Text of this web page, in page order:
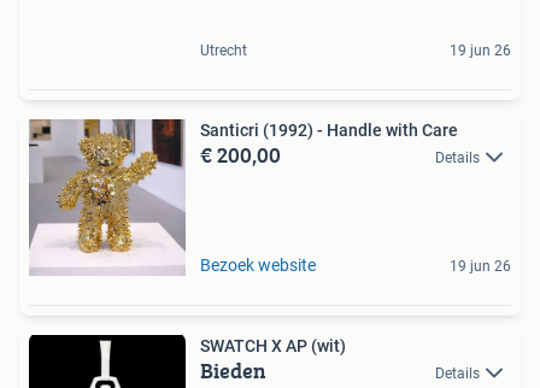
Utrecht 19 jun 26
Santicri (1992) - Handle with Care
€ 200,00 Details
Bezoek website 19 jun 26
SWATCH X AP (wit)
Bieden Details